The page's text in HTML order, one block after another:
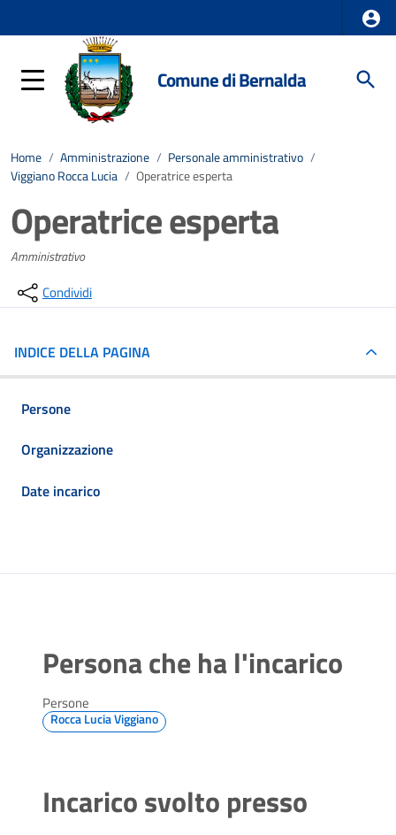
Comune di Bernalda
Home / Amministrazione / Personale amministrativo /
Viggiano Rocca Lucia / Operatrice esperta
Operatrice esperta
Amministrativo
Condividi
INDICE DELLA PAGINA
Persone
Organizzazione
Date incarico
Persona che ha l'incarico
Persone
Rocca Lucia Viggiano
Incarico svolto presso